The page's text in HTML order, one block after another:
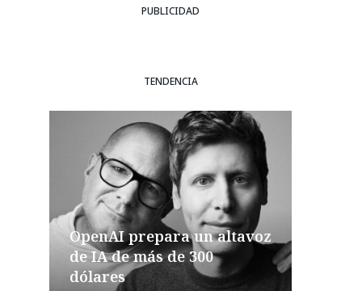
PUBLICIDAD
TENDENCIA
OpenAI prepara un altavoz
de IA de más de 300
dólares